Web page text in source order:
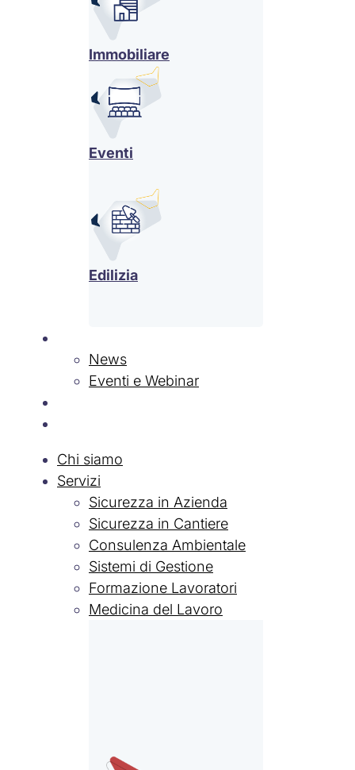
Immobiliare
Eventi
Edilizia
News
Eventi e Webinar
Chi siamo
Servizi
Sicurezza in Azienda
Sicurezza in Cantiere
Consulenza Ambientale
Sistemi di Gestione
Formazione Lavoratori
Medicina del Lavoro